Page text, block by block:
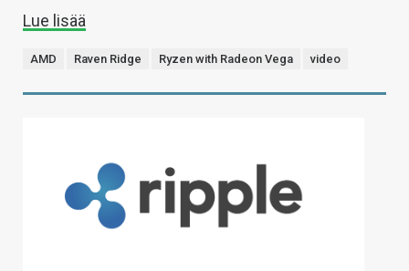
Lue lisää
AMD Raven Ridge Ryzen with Radeon Vega video